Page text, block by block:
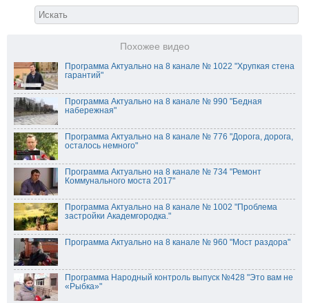
Похожее видео
Программа Актуально на 8 канале № 1022 "Хрупкая стена
гарантий"
Программа Актуально на 8 канале № 990 "Бедная
набережная"
Программа Актуально на 8 канале № 776 "Дорога, дорога,
осталось немного"
Программа Актуально на 8 канале № 734 "Ремонт
Коммунального моста 2017"
Программа Актуально на 8 канале № 1002 "Проблема
застройки Академгородка."
Программа Актуально на 8 канале № 960 "Мост раздора"
Программа Народный контроль выпуск №428 "Это вам не
«Рыбка»"